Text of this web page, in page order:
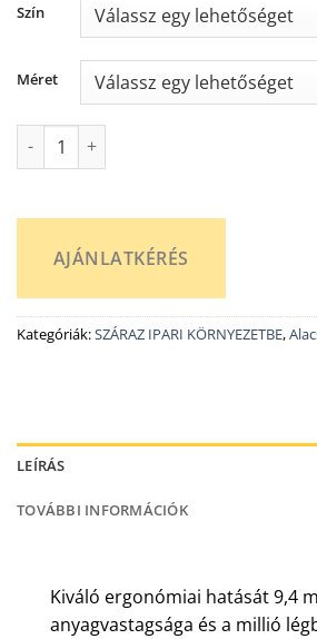
Szín
Méret
Airug® 410 álláskönnyítő
AJÁNLATKÉRÉS
Kategóriák:SZÁRAZ IPARI KÖRNYEZETBE,
LEÍRÁS
TOVÁBBI INFORMÁCIÓK
Kiváló ergonómiai hatását 9,4
anyagvastagsága és a millió